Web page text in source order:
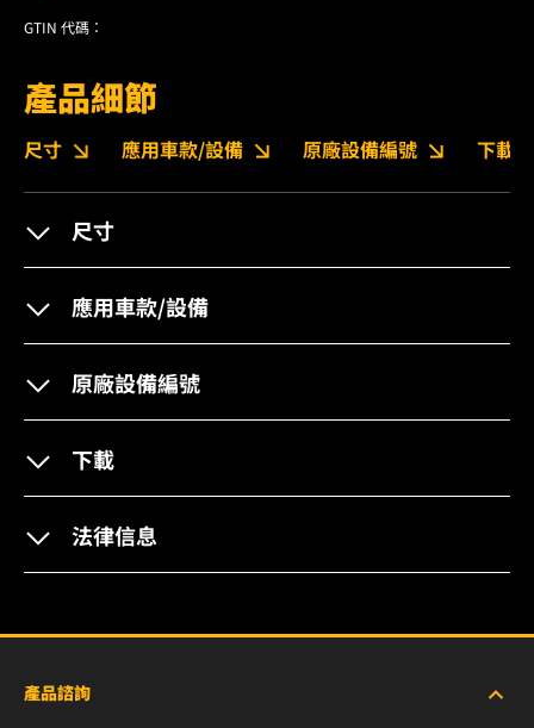
GTIN 代碼：
產品細節
尺寸 應用車款/設備 原廠設備編號 下載
尺寸
應用車款/設備
原廠設備編號
下載
法律信息
產品諮詢